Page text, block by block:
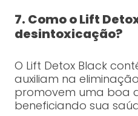
7. Como o Lift
desintoxicação?
O Lift Detox Black
auxiliam na
promovem uma boa
beneficiando sua